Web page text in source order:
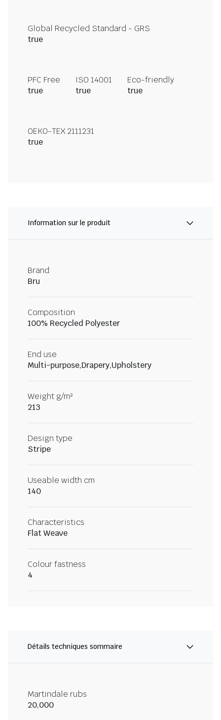
Global Recycled Standard - GRS
true
PFC Free
true
ISO 14001
true
Eco-friendly
true
OEKO-TEX 2111231
true
Information sur le produit
Brand
Bru
Composition
100% Recycled Polyester
End use
Multi-purpose,Drapery,Upholstery
Weight g/m²
213
Design type
Stripe
Useable width cm
140
Characteristics
Flat Weave
Colour fastness
4
Détails techniques sommaire
Martindale rubs
20,000